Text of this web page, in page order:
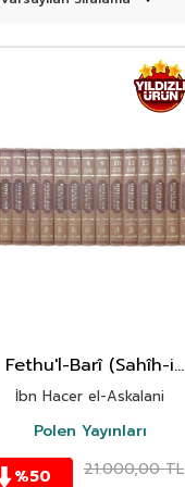
Fethu'l-Barî (Sahîh-i
Buharî Şerhi) (Termo
Deri) (15 Cilt Takım)
İbn Hacer el-Askalani
Polen Yayınları
%50 21.000,00TL